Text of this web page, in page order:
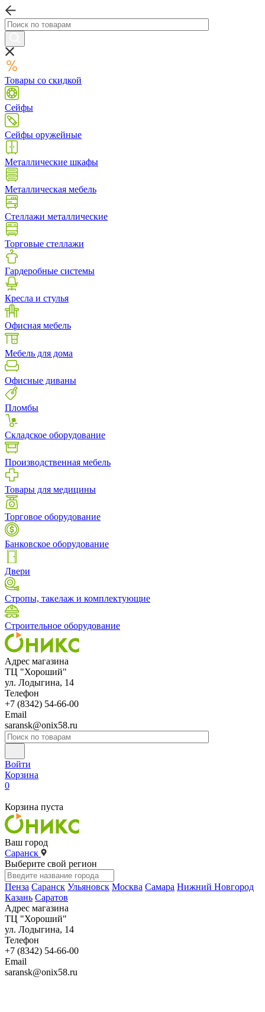
Товары со скидкой
Сейфы
Сейфы оружейные
Металлические шкафы
Металлическая мебель
Стеллажи металлические
Торговые стеллажи
Гардеробные системы
Кресла и стулья
Офисная мебель
Мебель для дома
Офисные диваны
Пломбы
Складское оборудование
Производственная мебель
Товары для медицины
Торговое оборудование
Банковское оборудование
Двери
Стропы, такелаж и комплектующие
Строительное оборудование
Адрес магазина
ТЦ "Хороший"
ул. Лодыгина, 14
Телефон
+7 (8342) 54-66-00
Email
saransk@onix58.ru
Войти
Корзина
0
Корзина пуста
Ваш город
Саранск
Выберите свой регион
Пенза Саранск Ульяновск Москва Самара Нижний Новгород
Казань Саратов
Адрес магазина
ТЦ "Хороший"
ул. Лодыгина, 14
Телефон
+7 (8342) 54-66-00
Email
saransk@onix58.ru